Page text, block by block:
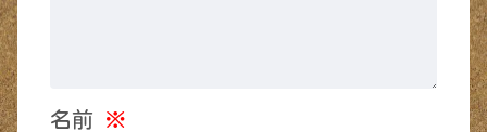
名前 ※